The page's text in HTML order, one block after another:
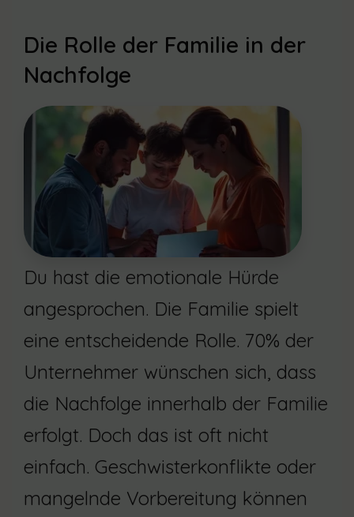
Die Rolle der Familie in der
Nachfolge
Du hast die emotionale Hürde
angesprochen. Die Familie spielt
eine entscheidende Rolle. 70% der
Unternehmer wünschen sich, dass
die Nachfolge innerhalb der Familie
erfolgt. Doch das ist oft nicht
einfach. Geschwisterkonflikte oder
mangelnde Vorbereitung können